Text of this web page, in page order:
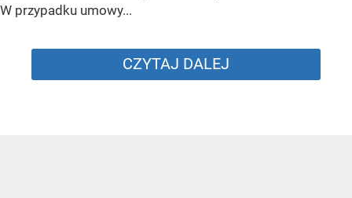
W przypadku umowy...
CZYTAJ DALEJ